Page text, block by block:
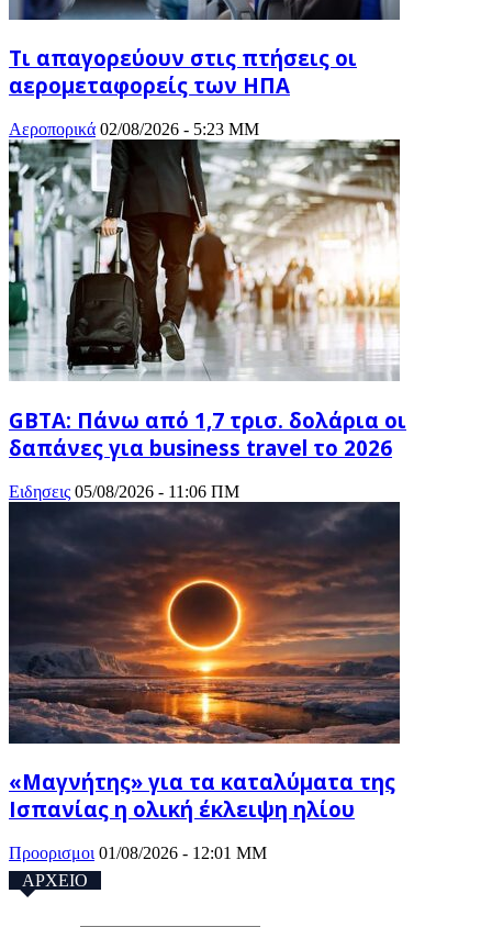
Τι απαγορεύουν στις πτήσεις οι
αερομεταφορείς των ΗΠΑ
Αεροπορικά 02/08/2026 - 5:23 ΜΜ
GBTA: Πάνω από 1,7 τρισ. δολάρια οι
δαπάνες για business travel το 2026
Ειδησεις 05/08/2026 - 11:06 ΠΜ
«Μαγνήτης» για τα καταλύματα της
Ισπανίας η ολική έκλειψη ηλίου
Προορισμοι 01/08/2026 - 12:01 ΜΜ
ΑΡΧΕΙΟ